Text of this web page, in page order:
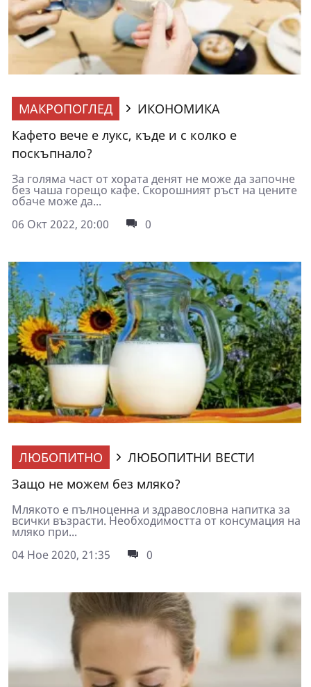
МАКРОПОГЛЕД
ИКОНОМИКА
Кафето вече е лукс, къде и с колко е
поскъпнало?
За голяма част от хората денят не може да започне
без чаша горещо кафе. Скорошният ръст на цените
обаче може да...
06 Окт 2022, 20:00
0
ЛЮБОПИТНО
ЛЮБОПИТНИ ВЕСТИ
Защо не можем без мляко?
Млякото е пълноценна и здравословна напитка за
всички възрасти. Необходимостта от консумация на
мляко при...
04 Ное 2020, 21:35
0